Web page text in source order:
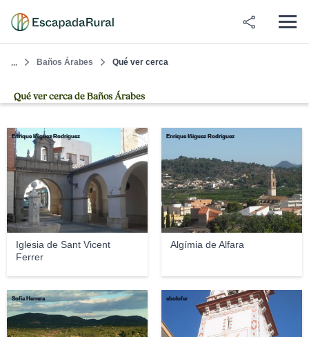
... Baños Árabes Qué ver cerca
Qué ver cerca de Baños Árabes
Iglesia de Sant Vicent
Ferrer
Enrique Íñiguez Rodriguez
Algímia de Alfara
Enrique Íñiguez Rodriguez
Sofia Herrera ebolufer